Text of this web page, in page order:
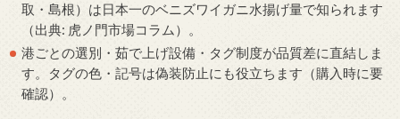
取・島根）は日本一のベニズワイガニ水揚げ量で知られます
（出典: 虎ノ門市場コラム）。
港ごとの選別・茹で上げ設備・タグ制度が品質差に直結しま
す。タグの色・記号は偽装防止にも役立ちます（購入時に要
確認）。